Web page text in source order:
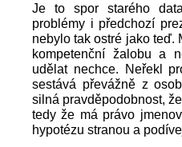
Je to spor starého
problémy i předchozí
nebylo tak ostré jako teď.
kompetenční žalobu a
udělat nechce. Neřekl
sestává převážně z
silná pravděpodobnost,
tedy že má právo
hypotézu stranou a